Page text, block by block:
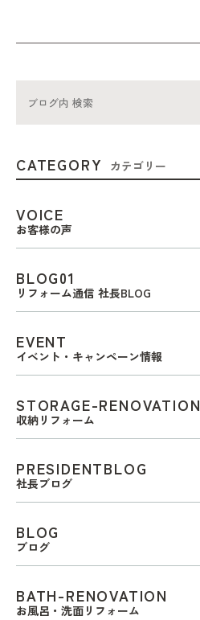
CATEGORY カテゴリー
VOICE
お客様の声
BLOG01
リフォーム通信 社長BLOG
EVENT
イベント・キャンペーン情報
STORAGE-RENOVATION
収納リフォーム
PRESIDENTBLOG
社長ブログ
BLOG
ブログ
BATH-RENOVATION
お風呂・洗面リフォーム